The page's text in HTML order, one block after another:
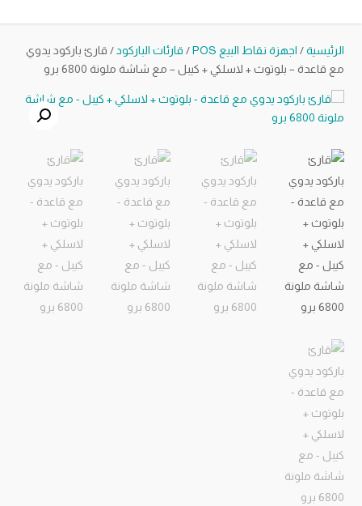
الرئيسية/ اجهزة نقاط البيع POS / قارئات الباركود / قارئ باركود يدوي
مع قاعدة – بلوتوث + لاسلكي + كيبل – مع شاشة ملونة 6800 برو